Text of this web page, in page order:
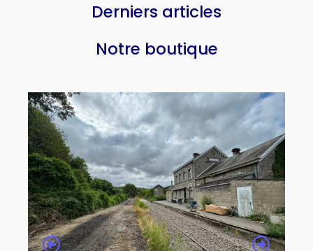
Derniers articles
Notre boutique